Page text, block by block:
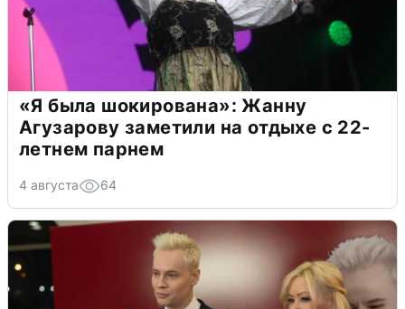
«Я была шокирована»: Жанну
Агузарову заметили на отдыхе с 22-
летнем парнем
4 августа 64